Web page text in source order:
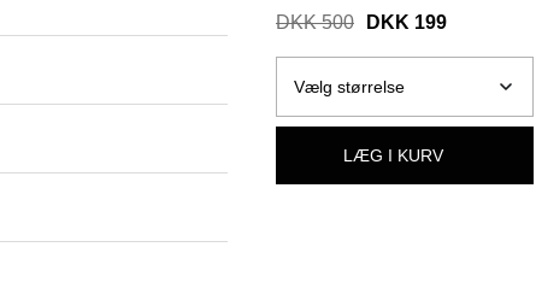
RØD
DKK 500 DKK 199
LÆG I KURV